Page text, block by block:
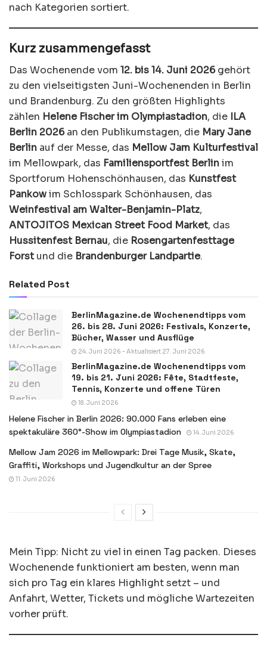
nach Kategorien sortiert.
Kurz zusammengefasst
Das Wochenende vom 12. bis 14. Juni 2026gehört
zu den vielseitigsten Juni-Wochenenden in Berlin
und Brandenburg. Zu den größten Highlights
zählen Helene Fischer im Olympiastadion, die ILA
Berlin 2026an den Publikumstagen, die Mary Jane
Berlin auf der Messe, das Mellow Jam Kulturfestival
im Mellowpark, das Familiensportfest Berlinim
Sportforum Hohenschönhausen, das Kunstfest
Pankowim Schlosspark Schönhausen, das
Weinfestival am Walter-Benjamin-Platz,
ANTOJITOS Mexican Street Food Market, das
Hussitenfest Bernau, die Rosengartenfesttage
Forstund die Brandenburger Landpartie.
Related Post
BerlinMagazine.de Wochenendtipps vom
26. bis 28. Juni 2026: Festivals, Konzerte,
Bücher, Wasser und Ausflüge
24. Juni 2026 - Aktualisiert 27. Juni 2026
BerlinMagazine.de Wochenendtipps vom
19. bis 21. Juni 2026: Fête, Stadtfeste,
Tennis, Konzerte und offene Türen
18. Juni 2026
Helene Fischer in Berlin 2026: 90.000 Fans erleben eine
spektakuläre 360°-Show im Olympiastadion
14. Juni 2026
Mellow Jam 2026 im Mellowpark: Drei Tage Musik, Skate,
Graffiti, Workshops und Jugendkultur an der Spree
11. Juni 2026
Mein Tipp: Nicht zu viel in einen Tag packen. Dieses
Wochenende funktioniert am besten, wenn man
sich pro Tag ein klares Highlight setzt – und
Anfahrt, Wetter, Tickets und mögliche Wartezeiten
vorher prüft.